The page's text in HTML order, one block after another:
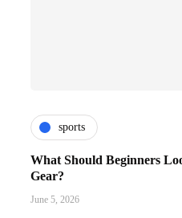
sports
What Should Beginners
Gear?
June 5, 2026